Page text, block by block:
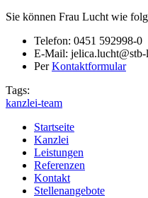
Sie können Frau Lucht wie
Telefon: 0451 592998-0
E-Mail: jelica.lucht@stb-
PerKontaktformular
Tags:
kanzlei-team
Hauptmenü
Startseite
Kanzlei
Leistungen
Referenzen
Kontakt
Stellenangebote